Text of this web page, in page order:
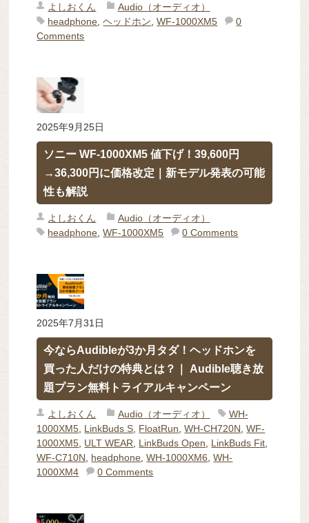
よしおくん
Audio（オーディオ）
headphone ,ヘッドホン ,WF-1000XM5
0
Comments
2025年9月25日
ソニー WF-1000XM5 値下げ！39,600円
→36,300円に価格改定｜新モデル発表の可能
性も解説
よしおくん
Audio（オーディオ）
headphone ,WF-1000XM5 0 Comments
2025年7月31日
今ならAudibleが3か月タダ！ヘッドホンを
買った人だけの特典とは？｜ Audible聴き放
題プラン無料トライアルキャンペーン
よしおくん Audio（オーディオ）
WH-
1000XM5 LinkBuds S FloatRun ,WH-CH720N ,WF-
1000XM5 ULT WEAR LinkBuds Open LinkBuds Fit
WF-C710N
headphone ,WH-1000XM6 ,WH-
1000XM4
0 Comments